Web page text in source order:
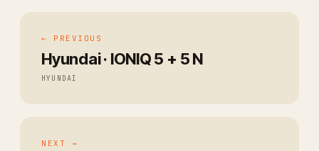
← PREVIOUS
Hyundai · IONIQ 5 + 5 N
HYUNDAI
NEXT →